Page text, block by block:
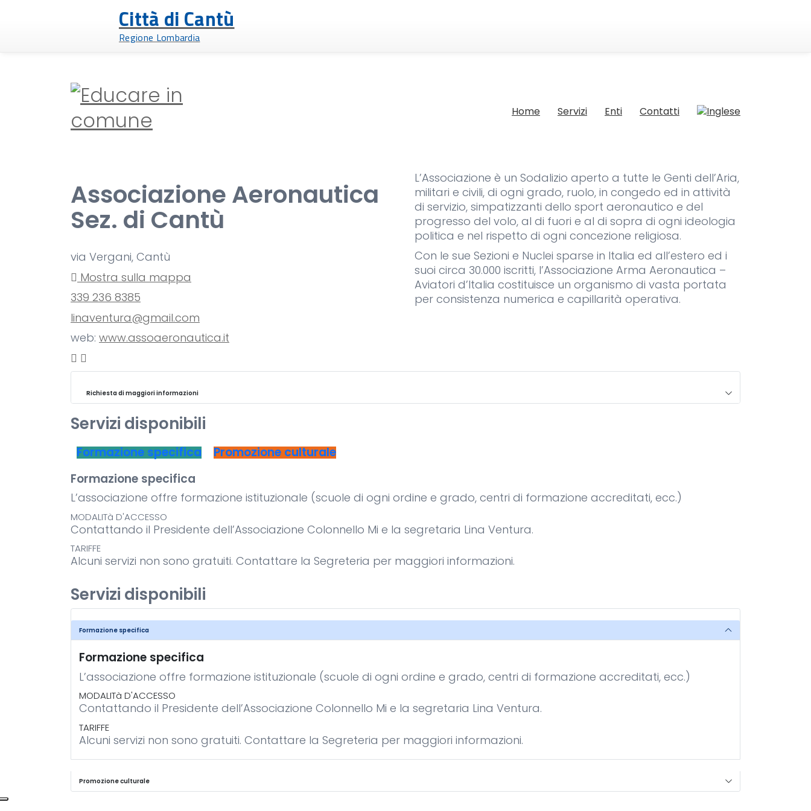
Città di Cantù
Regione Lombardia
Home Servizi Enti Contatti
Associazione Aeronautica
Sez. di Cantù
via Vergani, Cantù
Mostra sulla mappa
339 236 8385
linaventura@gmail.com
web: www.assoaeronautica.it
L’Associazione è un Sodalizio aperto a tutte le Genti dell’Aria,
militari e civili, di ogni grado, ruolo, in congedo ed in attività
di servizio, simpatizzanti dello sport aeronautico e del
progresso del volo, al di fuori e al di sopra di ogni ideologia
politica e nel rispetto di ogni concezione religiosa.
Con le sue Sezioni e Nuclei sparse in Italia ed all’estero ed i
suoi circa 30.000 iscritti, l’Associazione Arma Aeronautica –
Aviatori d’Italia costituisce un organismo di vasta portata
per consistenza numerica e capillarità operativa.
Richiesta di maggiori informazioni
Servizi disponibili
Formazione specifica
Promozione culturale
Formazione specifica
L’associazione offre formazione istituzionale (scuole di ogni ordine e grado, centri di formazione accreditati, ecc.)
MODALITà D'ACCESSO
Contattando il Presidente dell’Associazione Colonnello Mi e la segretaria Lina Ventura.
TARIFFE
Alcuni servizi non sono gratuiti. Contattare la Segreteria per maggiori informazioni.
Servizi disponibili
Formazione specifica
Formazione specifica
L’associazione offre formazione istituzionale (scuole di ogni ordine e grado, centri di formazione accreditati, ecc.)
MODALITà D'ACCESSO
Contattando il Presidente dell’Associazione Colonnello Mi e la segretaria Lina Ventura.
TARIFFE
Alcuni servizi non sono gratuiti. Contattare la Segreteria per maggiori informazioni.
Promozione culturale